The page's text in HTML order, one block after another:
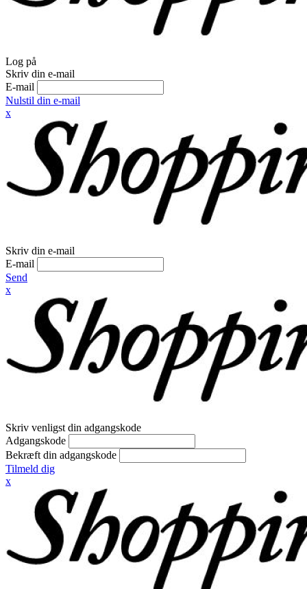
Log på
Skriv din e-mail
E-mail
Nulstil din e-mail
x
Skriv din e-mail
E-mail
Send
x
Skriv venligst din adgangskode
Adgangskode
Bekræft din adgangskode
Tilmeld dig
x